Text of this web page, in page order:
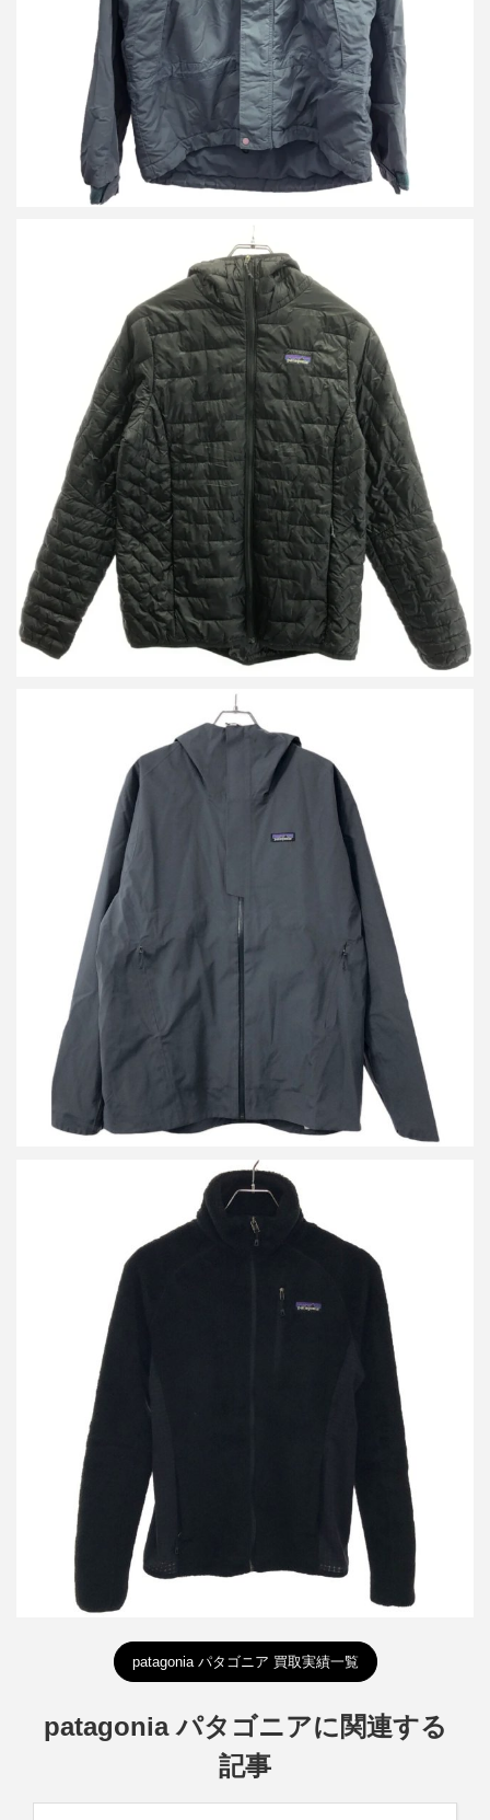
パタゴニア Womens Micro Puff Hoody マイクロパフフーディ
84040
買取金額12,000円
詳しく見る
パタゴニア 22SS Slate Sky Jacket スレートスカイジャケット
買取金額8,500円
パタゴニア 18AW R2 POLARTEC フリースジャケット
patagonia パタゴニア 買取実績一覧
patagonia パタゴニアに関連する
記事